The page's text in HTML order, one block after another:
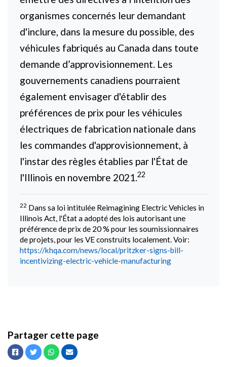
organismes concernés leur demandant
d'inclure, dans la mesure du possible, des
véhicules fabriqués au Canada dans toute
demande d’approvisionnement. Les
gouvernements canadiens pourraient
également envisager d'établir des
préférences de prix pour les véhicules
électriques de fabrication nationale dans
les commandes d'approvisionnement, à
l'instar des règles établies par l'État de
l'Illinois en novembre 2021. 22
22 Dans sa loi intitulée Reimagining Electric Vehicles in
Illinois Act, l'État a adopté des lois autorisant une
préférence de prix de 20 % pour les soumissionnaires
de projets, pour les VE construits localement. Voir:
https://khqa.com/news/local/pritzker-signs-bill-
incentivizing-electric-vehicle-manufacturing
Partager cette page
Facebook
TwitterWhatsappCourriel